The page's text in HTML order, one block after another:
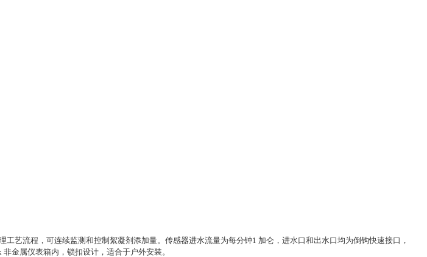
工艺流程，可连续监测和控制絮凝剂添加量。 传感器进水流量为每分钟1 加仑，进水口和出水口均为倒钩快速接口，
金属仪表箱内，锁扣设计，适合于户外安装。